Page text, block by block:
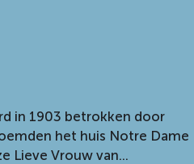
in 1903 betrokken door
het huis Notre Dame
Lieve Vrouw van...